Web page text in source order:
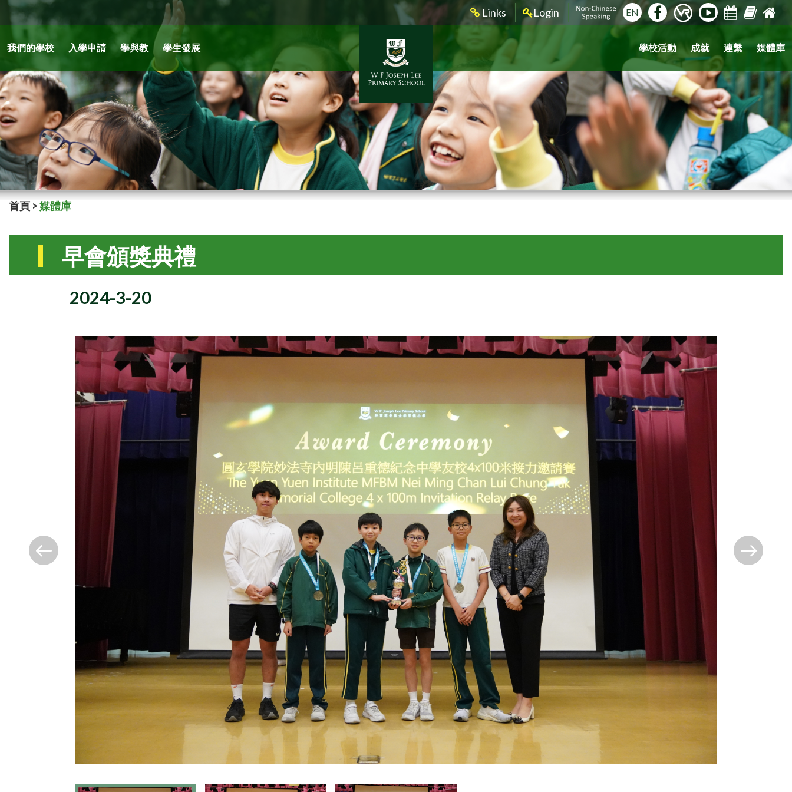
Links Login EN
我們的學校 入學申請 學與教 學生發展 學校活動 成就 連繫 媒體庫
首頁 >媒體庫
早會頒獎典禮
2024-3-20